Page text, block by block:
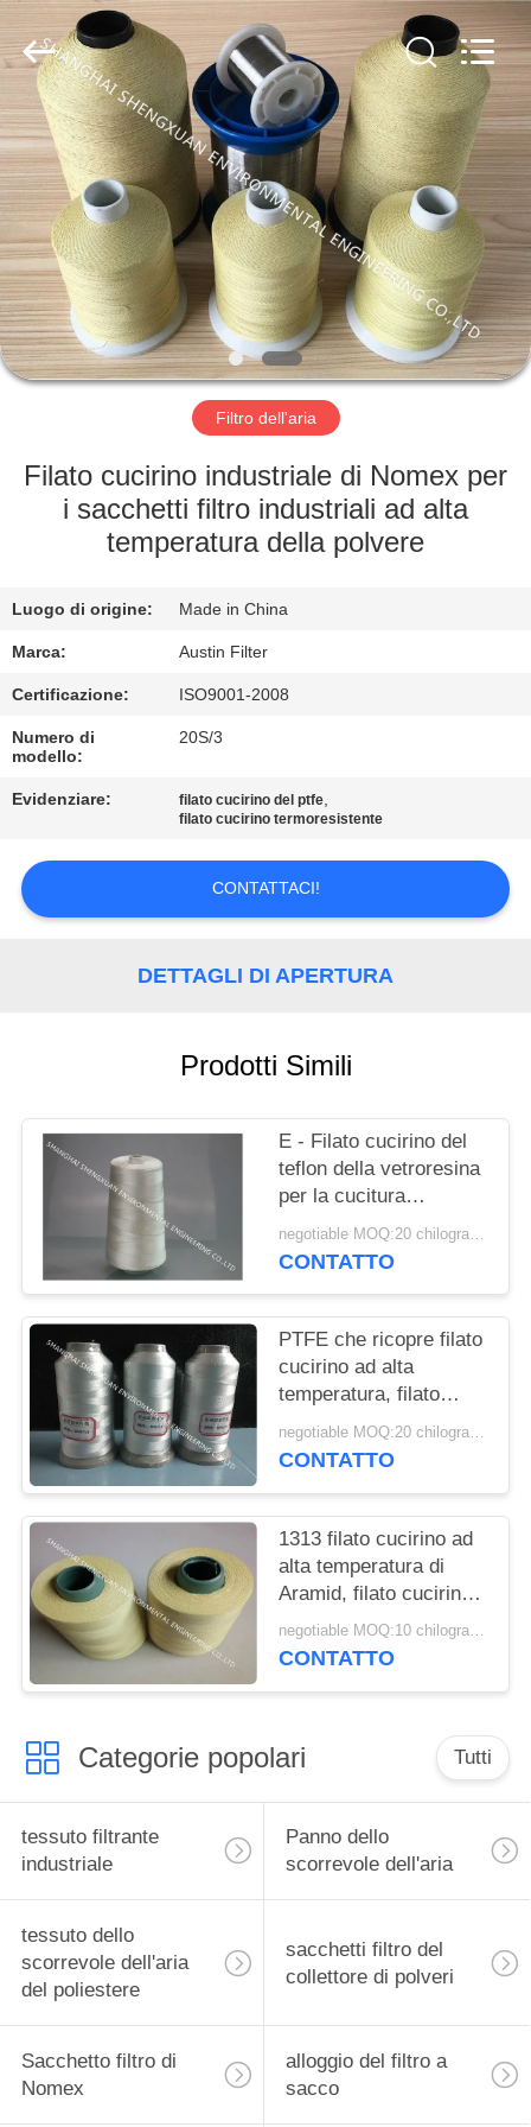
CASA
PRODOTTI
CIRCA
NOI
GIRO
FABBRICA
CONTROLLO
QUALITÀ
CONTATTICI
RICHIEDA
UNA
MAPPA
POLICY
Engineering
Rights
Reserved.
Developed
ECER
Filtro dell'aria
Filato cucirino industriale di Nomex per
i sacchetti filtro industriali ad alta
temperatura della polvere
Luogo di origine: Made in China
Marca: Austin Filter
Certificazione: ISO9001-2008
Numero di
modello:
20S/3
Evidenziare: filato cucirino del ptfe,
filato cucirino termoresistente
CONTATTACI!
DETTAGLI DI APERTURA
Prodotti Simili
E - Filato cucirino del
teflon della vetroresina
per la cucitura
industriale ad alta
temperatura della
negotiable MOQ:20 chilogrammi
CONTATTO
PTFE che ricopre filato
cucirino ad alta
temperatura, filato
cucirino della
vetroresina liscia
negotiable MOQ:20 chilogrammi
CONTATTO
1313 filato cucirino ad
alta temperatura di
Aramid, filato cucirino
bianco di
restringimento basso
negotiable MOQ:10 chilogrammi
CONTATTO
Categorie popolari Tutti
tessuto filtrante
industriale
Panno dello
scorrevole dell'aria
tessuto dello
scorrevole dell'aria
del poliestere
sacchetti filtro del
collettore di polveri
Sacchetto filtro di
Nomex
alloggio del filtro a
sacco